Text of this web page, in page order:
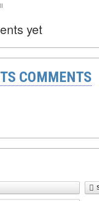
yet
COMMENTS